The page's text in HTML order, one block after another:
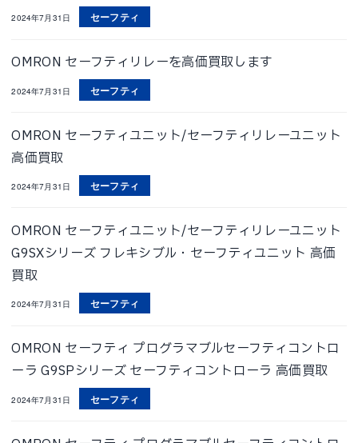
2024年7月31日 セーフティ
OMRON セーフティリレーを高価買取します
2024年7月31日 セーフティ
OMRON セーフティユニット/セーフティリレーユニット
高価買取
2024年7月31日 セーフティ
OMRON セーフティユニット/セーフティリレーユニット
G9SXシリーズ フレキシブル・セーフティユニット 高価
買取
2024年7月31日 セーフティ
OMRON セーフティ プログラマブルセーフティコントロ
ーラ G9SPシリーズ セーフティコントローラ 高価買取
2024年7月31日 セーフティ